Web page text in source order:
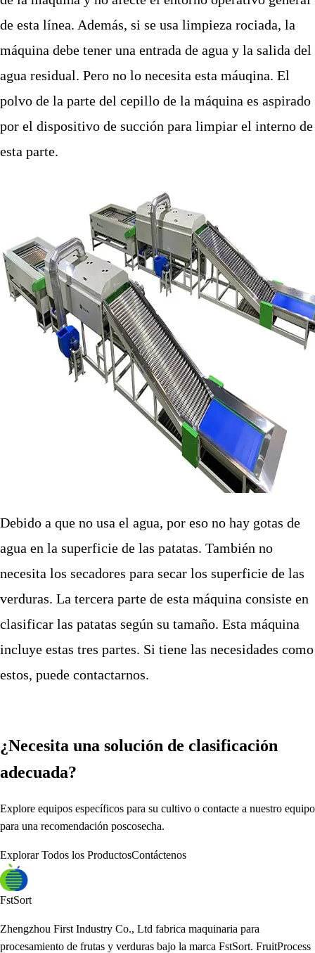
de esta línea. Además, si se usa limpieza rociada, la
máquina debe tener una entrada de agua y la salida del
agua residual. Pero no lo necesita esta máuqina. El
polvo de la parte del cepillo de la máquina es aspirado
por el dispositivo de succión para limpiar el interno de
esta parte.
Debido a que no usa el agua, por eso no hay gotas de
agua en la superficie de las patatas. También no
necesita los secadores para secar los superficie de las
verduras. La tercera parte de esta máquina consiste en
clasificar las patatas según su tamaño. Esta máquina
incluye estas tres partes. Si tiene las necesidades como
estos, puede contactarnos.
¿Necesita una solución de clasificación
adecuada?
Explore equipos específicos para su cultivo o contacte a nuestro equipo
para una recomendación poscosecha.
Explorar Todos los ProductosContáctenos
FstSort
Zhengzhou First Industry Co., Ltd fabrica maquinaria para
procesamiento de frutas y verduras bajo la marca FstSort. FruitProcess